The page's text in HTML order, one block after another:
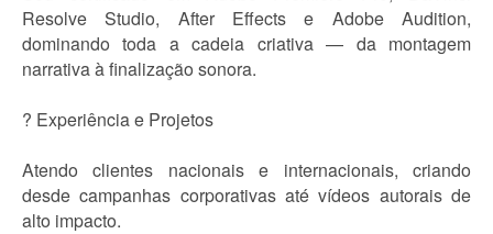
Resolve Studio, After Effects e Adobe Audition,
dominando toda a cadeia criativa — da montagem
narrativa à finalização sonora.
? Experiência e Projetos
Atendo clientes nacionais e internacionais, criando
desde campanhas corporativas até vídeos autorais de
alto impacto.